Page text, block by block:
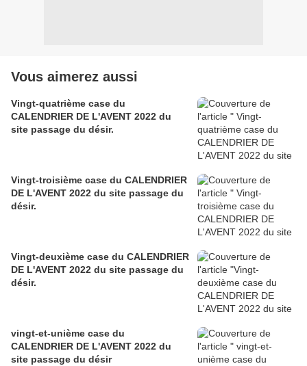
Vous aimerez aussi
Vingt-quatrième case du
CALENDRIER DE L'AVENT 2022 du
site passage du désir.
Vingt-troisième case du CALENDRIER
DE L'AVENT 2022 du site passage du
désir.
Vingt-deuxième case du CALENDRIER
DE L'AVENT 2022 du site passage du
désir.
vingt-et-unième case du
CALENDRIER DE L'AVENT 2022 du
site passage du désir